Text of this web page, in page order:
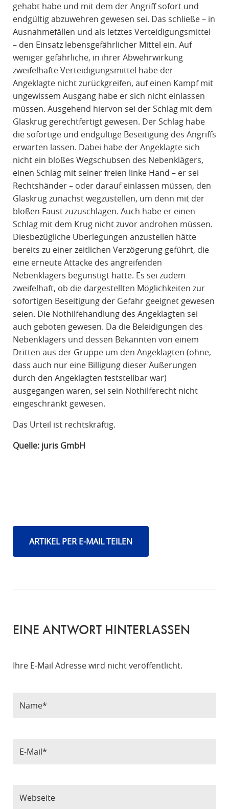
gehabt habe und mit dem der Angriff sofort und
endgültig abzuwehren gewesen sei. Das schließe – in
Ausnahmefällen und als letztes Verteidigungsmittel
– den Einsatz lebensgefährlicher Mittel ein. Auf
weniger gefährliche, in ihrer Abwehrwirkung
zweifelhafte Verteidigungsmittel habe der
Angeklagte nicht zurückgreifen, auf einen Kampf mit
ungewissem Ausgang habe er sich nicht einlassen
müssen. Ausgehend hiervon sei der Schlag mit dem
Glaskrug gerechtfertigt gewesen. Der Schlag habe
die sofortige und endgültige Beseitigung des Angriffs
erwarten lassen. Dabei habe der Angeklagte sich
nicht ein bloßes Wegschubsen des Nebenklägers,
einen Schlag mit seiner freien linke Hand – er sei
Rechtshänder – oder darauf einlassen müssen, den
Glaskrug zunächst wegzustellen, um denn mit der
bloßen Faust zuzuschlagen. Auch habe er einen
Schlag mit dem Krug nicht zuvor androhen müssen.
Diesbezügliche Überlegungen anzustellen hätte
bereits zu einer zeitlichen Verzögerung geführt, die
eine erneute Attacke des angreifenden
Nebenklägers begünstigt hätte. Es sei zudem
zweifelhaft, ob die dargestellten Möglichkeiten zur
sofortigen Beseitigung der Gefahr geeignet gewesen
seien. Die Nothilfehandlung des Angeklagten sei
auch geboten gewesen. Da die Beleidigungen des
Nebenklägers und dessen Bekannten von einem
Dritten aus der Gruppe um den Angeklagten (ohne,
dass auch nur eine Billigung dieser Äußerungen
durch den Angeklagten feststellbar war)
ausgegangen waren, sei sein Nothilferecht nicht
eingeschränkt gewesen.
Das Urteil ist rechtskräftig.
Quelle: juris GmbH
ARTIKEL PER E-MAIL TEILEN
EINE ANTWORT HINTERLASSEN
Ihre E-Mail Adresse wird nicht veröffentlicht.